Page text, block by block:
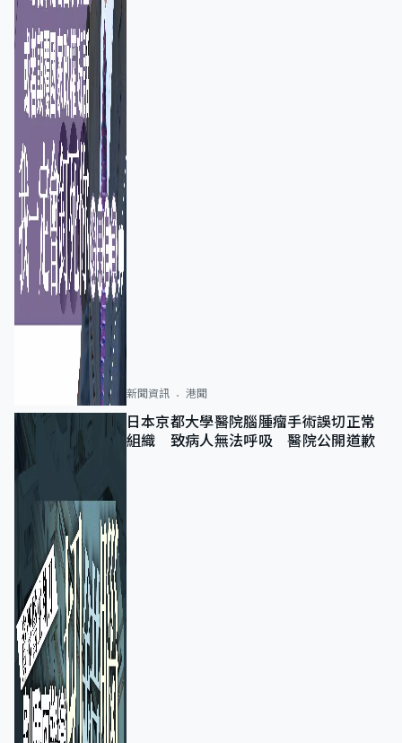
新聞資訊 港聞
日本京都大學醫院腦腫瘤手術誤切正常
組織 致病人無法呼吸 醫院公開道歉